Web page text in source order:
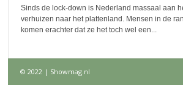
Sinds de lock-down is Nederland massaal aan
verhuizen naar het plattenland. Mensen in de
komen erachter dat ze het toch wel een...
© 2022 | Showmag.nl